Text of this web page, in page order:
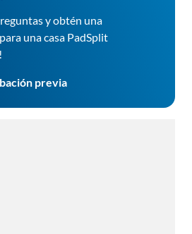
y obtén una
una casa PadSplit
previa